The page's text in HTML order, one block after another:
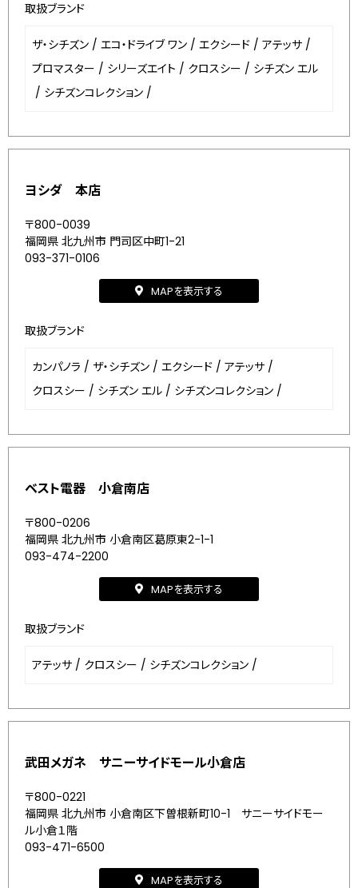
取扱ブランド
ザ・シチズン / エコ・ドライブ ワン / エクシード / アテッサ /
プロマスター / シリーズエイト / クロスシー / シチズン エル
/ シチズンコレクション /
ヨシダ 本店
〒800-0039
福岡県 北九州市 門司区中町1-21
093-371-0106
MAPを表示する
取扱ブランド
カンパノラ / ザ・シチズン / エクシード / アテッサ /
クロスシー / シチズン エル / シチズンコレクション /
ベスト電器 小倉南店
〒800-0206
福岡県 北九州市 小倉南区葛原東2-1-1
093-474-2200
MAPを表示する
取扱ブランド
アテッサ / クロスシー / シチズンコレクション /
武田メガネ サニーサイドモール小倉店
〒800-0221
福岡県 北九州市 小倉南区下曽根新町10-1 サニーサイドモー
ル小倉１階
093-471-6500
MAPを表示する